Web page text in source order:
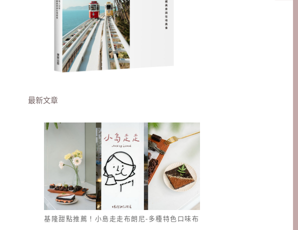
最新文章
基隆甜點推薦！小島走走布朗尼-多種特色口味布